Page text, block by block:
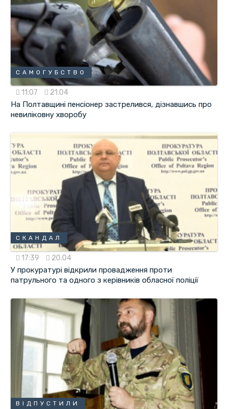
САМОГУБСТВО
11:07 21.04
На Полтавщині пенсіонер застрелився, дізнавшись про
невиліковну хворобу
СКАНДАЛ
17:39 20.04
У прокуратурі відкрили провадження проти
патрульного та одного з керівників обласної поліції
ВІДПУСТИЛИ